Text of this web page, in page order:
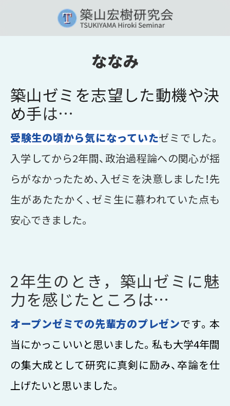
ななみ
築山ゼミを志望した動機や決
め手は…
受験生の頃から気になっていたゼミでした。
入学してから2年間、政治過程論への関心が揺
らがなかったため、入ゼミを決意しました！先
生があたたかく、ゼミ生に慕われていた点も
安心できました。
2年生のとき，築山ゼミに魅
力を感じたところは…
オープンゼミでの先輩方のプレゼンです。本
当にかっこいいと思いました。私も大学4年間
の集大成として研究に真剣に励み、卒論を仕
上げたいと思いました。